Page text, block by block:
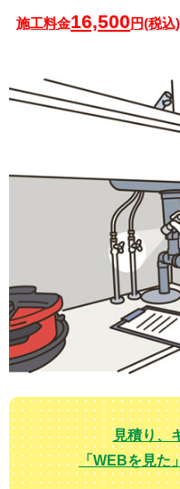
施工料金16,500円(税込
見積り、
「WEBを見た